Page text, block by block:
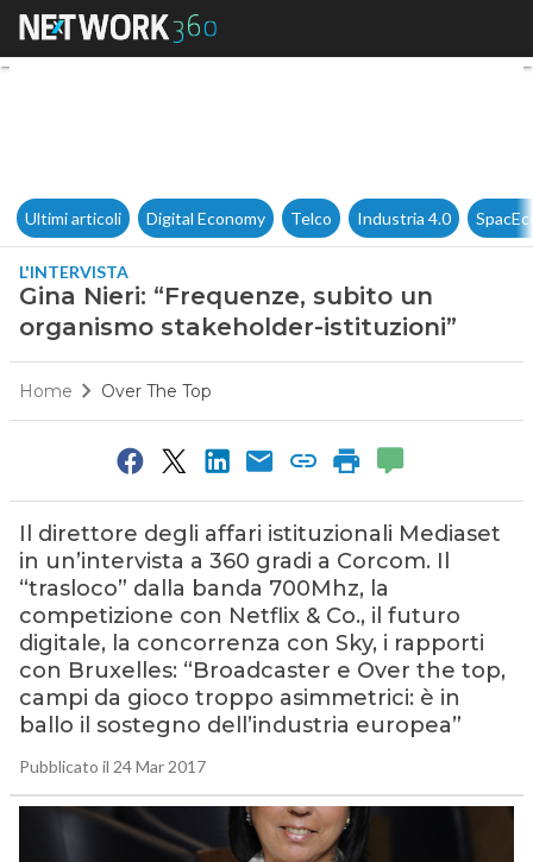
Gina Nieri: “Frequenze,
Ultimi articoli Digital Economy Telco Industria 4.0
L'INTERVISTA
Gina Nieri: “Frequenze, subito un
organismo stakeholder-istituzioni”
Home Over The Top
Il direttore degli affari istituzionali Mediaset
in un’intervista a 360 gradi a Corcom. Il
“trasloco” dalla banda 700Mhz, la
competizione con Netflix & Co., il futuro
digitale, la concorrenza con Sky, i rapporti
con Bruxelles: “Broadcaster e Over the top,
campi da gioco troppo asimmetrici: è in
ballo il sostegno dell’industria europea”
Pubblicato il 24 Mar 2017